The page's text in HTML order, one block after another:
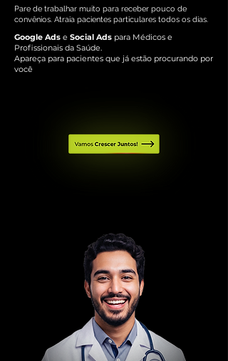
Pare de trabalhar muito para receber pouco de
convênios. Atraia pacientes particulares todos os dias.
Google Ads e Social Ads para Médicos e
Profissionais da Saúde.
Apareça para pacientes que já estão procurando por
você